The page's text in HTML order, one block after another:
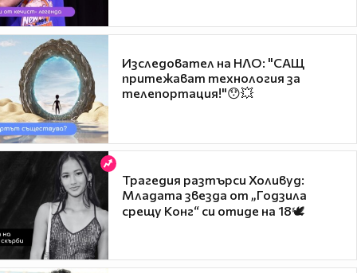
Изследовател на НЛО: "САЩ
притежават технология за
телепортация!"😯💥
Трагедия разтърси Холивуд:
Младата звезда от „Годзила
срещу Конг“ си отиде на 18🕊️